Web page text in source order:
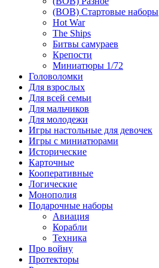
(ВОВ) Стартовые наборы
Hot War
The Ships
Битвы самураев
Крепости
Миниатюры 1/72
Головоломки
Для взрослых
Для всей семьи
Для мальчиков
Для молодежи
Игры настольные для девочек
Игры с миниатюрами
Исторические
Карточные
Кооперативные
Логические
Монополия
Подарочные наборы
Авиация
Корабли
Техника
Про войну
Протекторы